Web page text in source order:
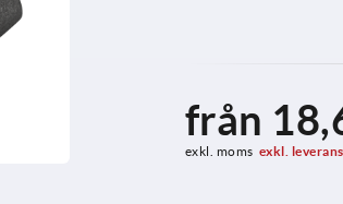
från
exkl. moms exkl.